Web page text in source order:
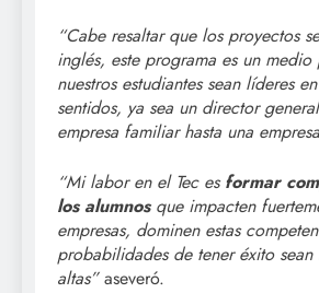
“Cabe resaltar que los proyectos
inglés, este programa es un
nuestros estudiantes sean líderes
sentidos, ya sea un director
empresa familiar hasta una
“Mi labor en el Tec esformar
los alumnosque impacten
empresas, dominen estas
probabilidades de tener éxito sean
altas”aseveró.